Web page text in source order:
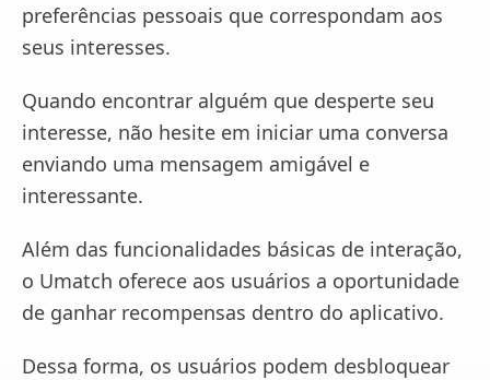
preferências pessoais que correspondam aos
seus interesses.
Quando encontrar alguém que desperte seu
interesse, não hesite em iniciar uma conversa
enviando uma mensagem amigável e
interessante.
Além das funcionalidades básicas de interação,
o Umatch oferece aos usuários a oportunidade
de ganhar recompensas dentro do aplicativo.
Dessa forma, os usuários podem desbloquear